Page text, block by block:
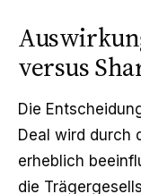
versus
Die
Deal wird durch
erheblich
die